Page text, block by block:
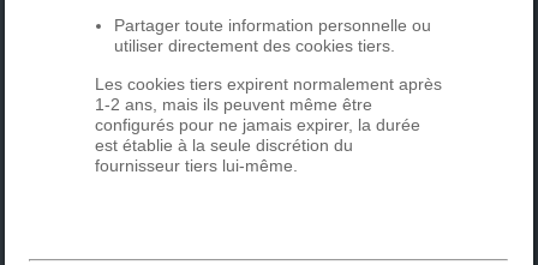
Partager toute information personnelle ou
utiliser directement des cookies tiers.
Les cookies tiers expirent normalement après
1-2 ans, mais ils peuvent même être
configurés pour ne jamais expirer, la durée
est établie à la seule discrétion du
fournisseur tiers lui-même.